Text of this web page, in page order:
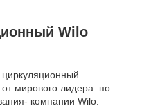
Wilo
мирового лидера по
компании Wilo.